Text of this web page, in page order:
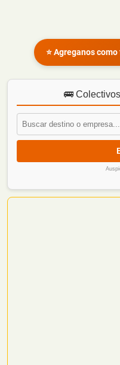
⭐ Agreganos
🚌